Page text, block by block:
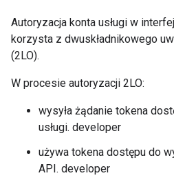
Autoryzacja konta usługi w
korzysta z dwuskładnikowego
(2LO).
W procesie autoryzacji 2LO:
wysyła żądanie tokena
usługi. developer
używa tokena dostępu do
API. developer